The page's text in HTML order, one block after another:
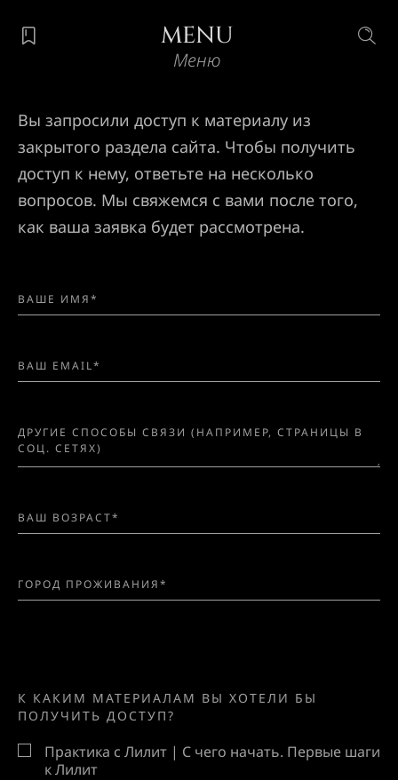
MENU
Меню
Вы запросили доступ к материалу из
закрытого раздела сайта. Чтобы получить
доступ к нему, ответьте на несколько
вопросов. Мы свяжемся с вами после того,
как ваша заявка будет рассмотрена.
К КАКИМ МАТЕРИАЛАМ ВЫ ХОТЕЛИ БЫ
ПОЛУЧИТЬ ДОСТУП?
Практика с Лилит | С чего начать. Первые шаги
к Лилит